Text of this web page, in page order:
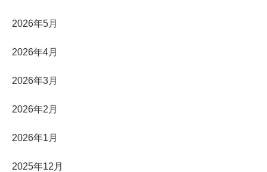
2026年5月
2026年4月
2026年3月
2026年2月
2026年1月
2025年12月